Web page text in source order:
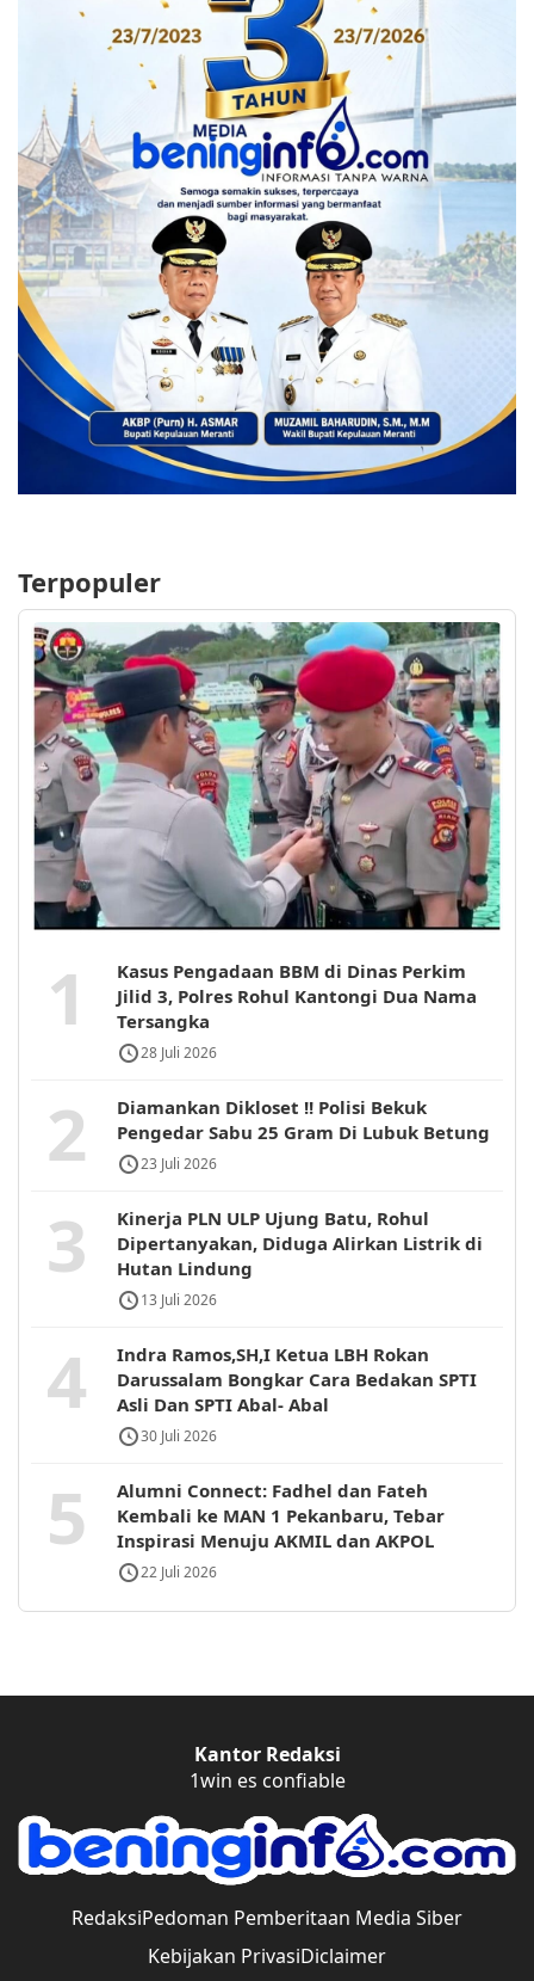
Terpopuler
1
Kasus Pengadaan BBM di Dinas Perkim
Jilid 3, Polres Rohul Kantongi Dua Nama
Tersangka
28 Juli 2026
2
Diamankan Dikloset !! Polisi Bekuk
Pengedar Sabu 25 Gram Di Lubuk Betung
23 Juli 2026
3
Kinerja PLN ULP Ujung Batu, Rohul
Dipertanyakan, Diduga Alirkan Listrik di
Hutan Lindung
13 Juli 2026
4
Indra Ramos,SH,I Ketua LBH Rokan
Darussalam Bongkar Cara Bedakan SPTI
Asli Dan SPTI Abal- Abal
30 Juli 2026
5
Alumni Connect: Fadhel dan Fateh
Kembali ke MAN 1 Pekanbaru, Tebar
Inspirasi Menuju AKMIL dan AKPOL
22 Juli 2026
Kantor Redaksi
1win es confiable
RedaksiPedoman Pemberitaan Media Siber
Kebijakan PrivasiDiclaimer